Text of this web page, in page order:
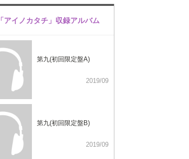
「アイノカタチ」収録アルバム
第九(初回限定盤A)
2019/09
第九(初回限定盤B)
2019/09